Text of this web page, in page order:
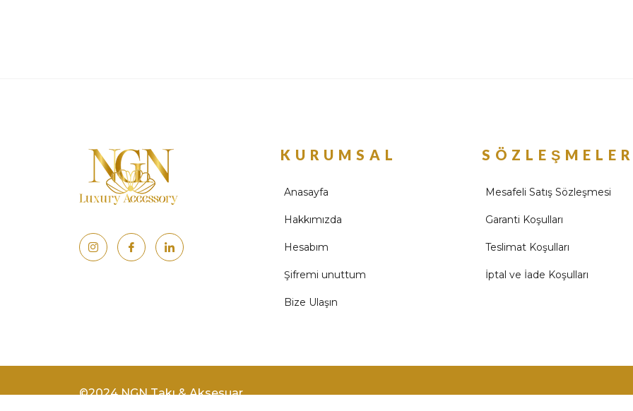
KURUMSAL
Anasayfa
Hakkımızda
Hesabım
Şifremi unuttum
Bize Ulaşın
SÖZLEŞMELER
Mesafeli Satış Sözleşmesi
Garanti Koşulları
Teslimat Koşulları
İptal ve İade Koşulları
©2024 NGN Takı & Aksesuar